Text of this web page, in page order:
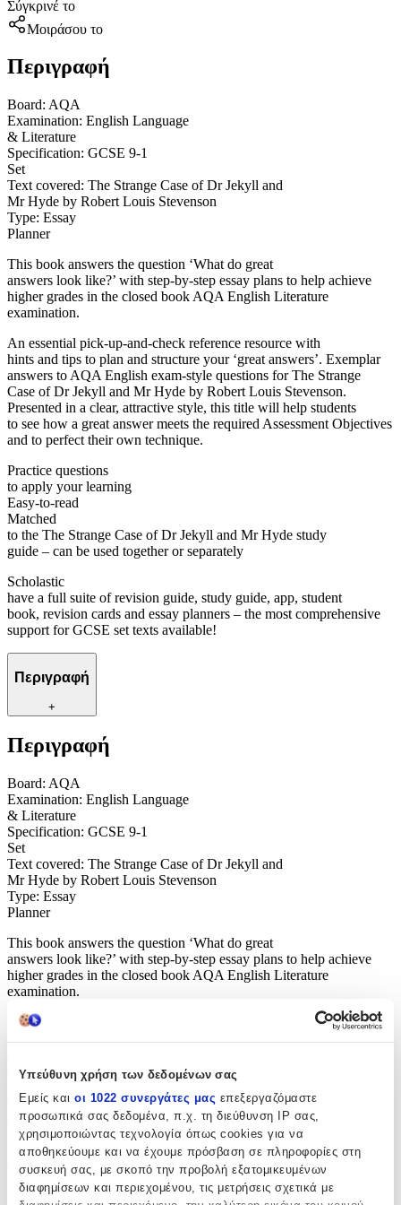
Υπεύθυνη χρήση των δεδομένων σας
Εμείς και οι 1022 συνεργάτες μας επεξεργαζόμαστε
προσωπικά σας δεδομένα, π.χ. τη διεύθυνση IP σας,
χρησιμοποιώντας τεχνολογία όπως cookies για να
αποθηκεύουμε και να έχουμε πρόσβαση σε πληροφορίες στη
συσκευή σας, με σκοπό την προβολή εξατομικευμένων
διαφημίσεων και περιεχομένου, τις μετρήσεις σχετικά με
Σύγκρινέ το
Μοιράσου το
Περιγραφή
Board: AQA
Examination: English Language
& Literature
Specification: GCSE 9-1
Set
Text covered: The Strange Case of Dr Jekyll and
Mr Hyde by Robert Louis Stevenson
Type: Essay
Planner
This book answers the question ‘What do great
answers look like?’ with step-by-step essay plans to help achieve
higher grades in the closed book AQA English Literature
examination.
An essential pick-up-and-check reference resource with
hints and tips to plan and structure your ‘great answers’. Exemplar
answers to AQA English exam-style questions for The Strange
Case of Dr Jekyll and Mr Hyde by Robert Louis Stevenson.
Presented in a clear, attractive style, this title will help students
to see how a great answer meets the required Assessment Objectives
and to perfect their own technique.
Practice questions
to apply your learning
Easy-to-read
Matched
to the The Strange Case of Dr Jekyll and Mr Hyde study
guide – can be used together or separately
Scholastic
have a full suite of revision guide, study guide, app, student
book, revision cards and essay planners – the most comprehensive
support for GCSE set texts available!
Περιγραφή
+
Περιγραφή
Board: AQA
Examination: English Language
& Literature
Specification: GCSE 9-1
Set
Text covered: The Strange Case of Dr Jekyll and
Mr Hyde by Robert Louis Stevenson
Type: Essay
Planner
This book answers the question ‘What do great
answers look like?’ with step-by-step essay plans to help achieve
higher grades in the closed book AQA English Literature
examination.
An essential pick-up-and-check reference resource with
Case of Dr Jekyll and Mr Hyde by Robert Louis Stevenson.
Presented in a clear, attractive style, this title will help students
to see how a great answer meets the required Assessment Objectives
and to perfect their own technique.
Practice questions
to apply your learning
Easy-to-read
Matched